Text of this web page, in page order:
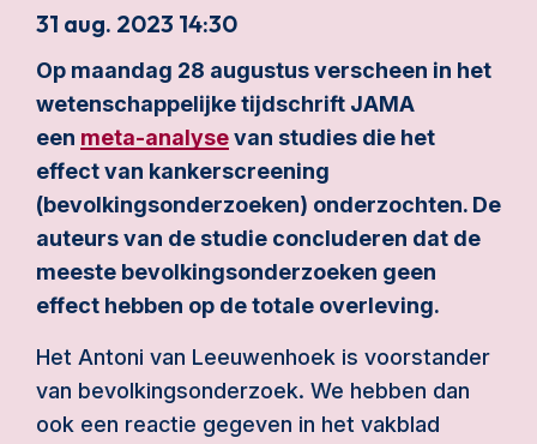
31 aug. 2023 14:30
Op maandag 28 augustus verscheen in het
wetenschappelijke tijdschrift JAMA
een meta-analysevan studies die het
effect van kankerscreening
(bevolkingsonderzoeken) onderzochten. De
auteurs van de studie concluderen dat de
meeste bevolkingsonderzoeken geen
effect hebben op de totale overleving.
Het Antoni van Leeuwenhoek is voorstander
van bevolkingsonderzoek. We hebben dan
ook een reactie gegeven in het vakblad